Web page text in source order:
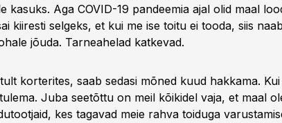
kasuks. Aga COVID-19 pandeemia ajal olid maal
kiiresti selgeks, et kui me ise toitu ei tooda, siis
jõuda. Tarneahelad katkevad.
korterites, saab sedasi mõned kuud hakkama.
Juba seetõttu on meil kõikidel vaja, et maal
kes tagavad meie rahva toiduga